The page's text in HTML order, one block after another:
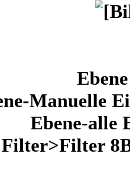
Manuelle
Ebene-alle
Filter>Filter